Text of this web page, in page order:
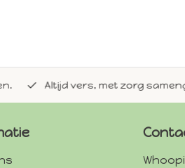
Altijd vers, met zorg